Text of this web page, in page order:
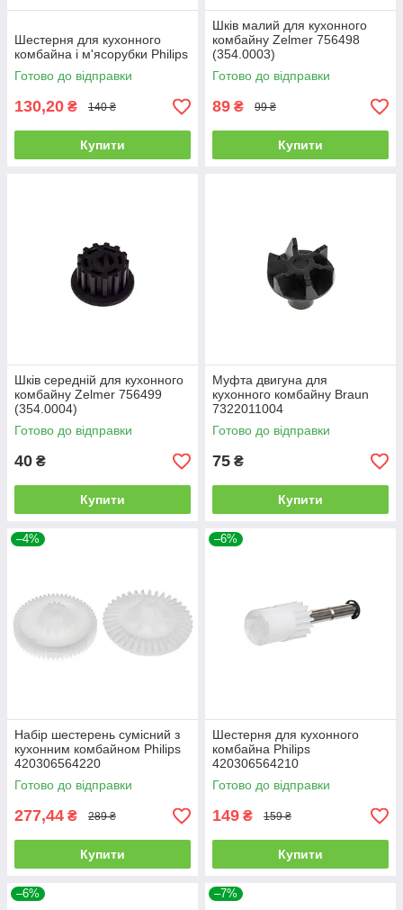
Шестерня для кухонного
комбайна і м'ясорубки Philips
Готово до відправки
130,20 ₴ 140 ₴
Купити
Шків малий для кухонного
комбайну Zelmer 756498
(354.0003)
Готово до відправки
89 ₴ 99 ₴
Купити
Шків середній для кухонного
комбайну Zelmer 756499
(354.0004)
Готово до відправки
40 ₴
Купити
Муфта двигуна для
кухонного комбайну Braun
7322011004
Готово до відправки
75 ₴
Купити
–4%
Набір шестерень сумісний з
кухонним комбайном Philips
420306564220
Готово до відправки
277,44 ₴ 289 ₴
Купити
–6%
Шестерня для кухонного
комбайна Philips
420306564210
Готово до відправки
149 ₴ 159 ₴
Купити
–6% –7%